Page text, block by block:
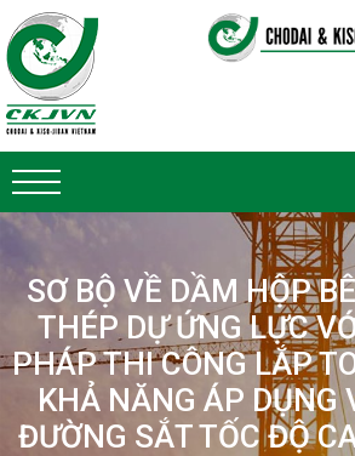
SƠ BỘ VỀ DẦM HỘP
THÉP DỰ ỨNG LỰC
PHÁP THI CÔNG LẮP
KHẢ NĂNG ÁP DỤNG
ĐƯỜNG SẮT TỐC ĐỘ